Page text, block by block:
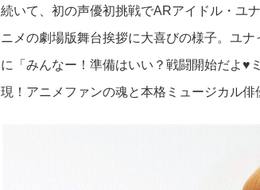
続いて、初の声優初挑戦でARアイドル・ユ
ニメの劇場版舞台挨拶に大喜びの様子。ユ
に「みんなー！準備はいい？戦闘開始だよ♥
現！アニメファンの魂と本格ミュージカル